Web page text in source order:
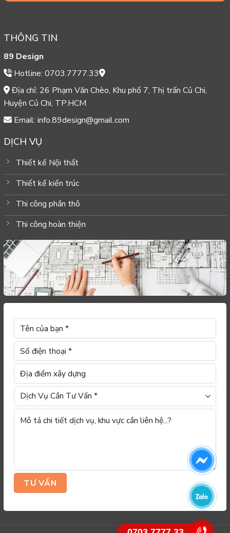
THÔNG TIN
89 Design
Hotline: 0703.7777.33
Địa chỉ: 26 Phạm Văn Chèo, Khu phố 7, Thị trấn Củ Chi,
Huyện Củ Chi, TP.HCM
Email: info.89design@gmail.com
DỊCH VỤ
Thiết kế Nội thất
Thiết kế kiến trúc
Thi công phần thô
Thi công hoàn thiện